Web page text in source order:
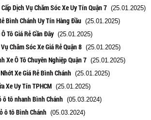
Dịch Vụ Chăm Sóc Xe Uy Tín Quận 7 (25.01.2025)
Bình Chánh Uy Tín Hàng Đầu (25.01.2025)
Tô Giá Rẻ Gần Đây (25.01.2025)
Chăm Sóc Xe Giá Rẻ Quận 8 (25.01.2025)
Xe Ô Tô Chuyên Nghiệp Quận 7 (25.01.2025)
Xe Giá Rẻ Bình Chánh (25.01.2025)
Xe Uy Tín TPHCM (25.01.2025)
ô tô nhanh Bình Chánh (05.03.2024)
ô tô Bình Chánh (05.03.2024)